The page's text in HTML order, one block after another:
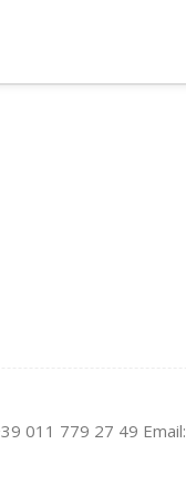
011 779 27 49 Email: